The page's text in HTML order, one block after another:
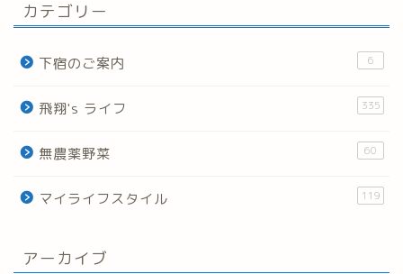
カテゴリー
下宿のご案内 6
飛翔's ライフ 335
無農薬野菜 60
マイライフスタイル 119
アーカイブ